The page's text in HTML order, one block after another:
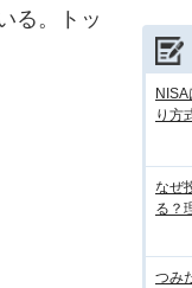
る。トッ
り方
なぜ
る？
つみ